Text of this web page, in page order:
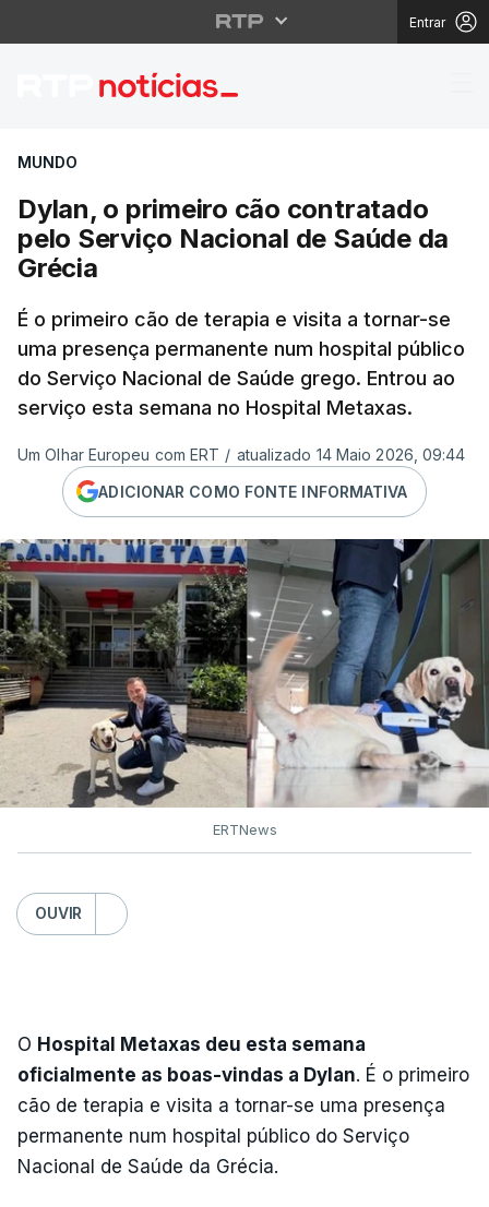
Entrar
Dylan, o primeiro cão
MUNDO
Dylan, o primeiro cão contratado
pelo Serviço Nacional de Saúde da
Grécia
É o primeiro cão de terapia e visita a tornar-se
uma presença permanente num hospital público
do Serviço Nacional de Saúde grego. Entrou ao
serviço esta semana no Hospital Metaxas.
Um Olhar Europeu com ERT / atualizado 14 Maio 2026, 09:44
ADICIONAR COMO FONTE INFORMATIVA
ERTNews
OUVIR
O Hospital Metaxas deu esta semana
oficialmente as boas-vindas a Dylan. É o primeiro
cão de terapia e visita a tornar-se uma presença
permanente num hospital público do Serviço
Nacional de Saúde da Grécia.